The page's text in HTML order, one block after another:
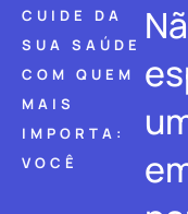
CUIDE DA
SUA SAÚDE
COM QUEM
MAIS
IMPORTA:
VOCÊ